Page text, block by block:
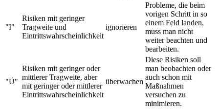
"I"
Risiken mit geringer
Tragweite und
Eintrittswahrscheinlichkeit
ignorieren
Probleme, die beim
vorigen Schritt in so
einem Feld landen,
muss man nicht
weiter beachten und
bearbeiten.
"Ü"
Risiken mit geringer oder
mittlerer Tragweite, aber
mit geringer oder mittlerer
Eintrittswahrscheinlichkeit
überwachen
Diese Risiken soll
man beobachten oder
auch schon mit
Maßnahmen
versuchen zu
minimieren.